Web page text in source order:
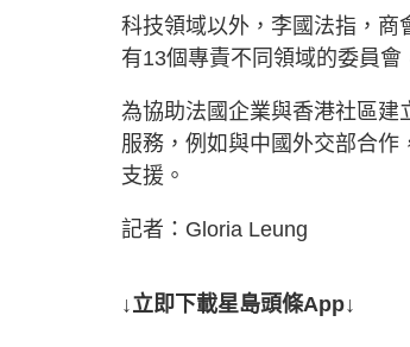
科技領域以外，李國法指，商
有13個專責不同領域的委員會
為協助法國企業與香港社區建
服務，例如與中國外交部合
支援。
記者：Gloria Leung
↓立即下載星島頭條App↓